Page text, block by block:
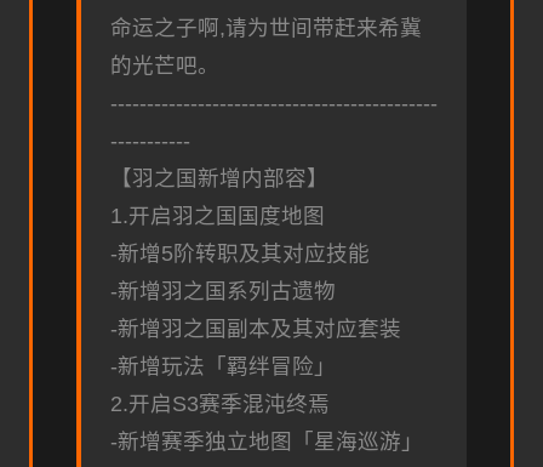
命运之子啊,请为世间带赶来希冀
的光芒吧。
---------------------------------------------
-----------
【羽之国新增内部容】
1.开启羽之国国度地图
-新增5阶转职及其对应技能
-新增羽之国系列古遗物
-新增羽之国副本及其对应套装
-新增玩法「羁绊冒险」
2.开启S3赛季混沌终焉
-新增赛季独立地图「星海巡游」